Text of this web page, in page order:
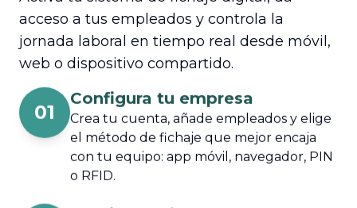
acceso a tus empleados y controla la
jornada laboral en tiempo real desde móvil,
web o dispositivo compartido.
01
Configura tu empresa
Crea tu cuenta, añade empleados y elige
el método de fichaje que mejor encaja
con tu equipo: app móvil, navegador, PIN
o RFID.